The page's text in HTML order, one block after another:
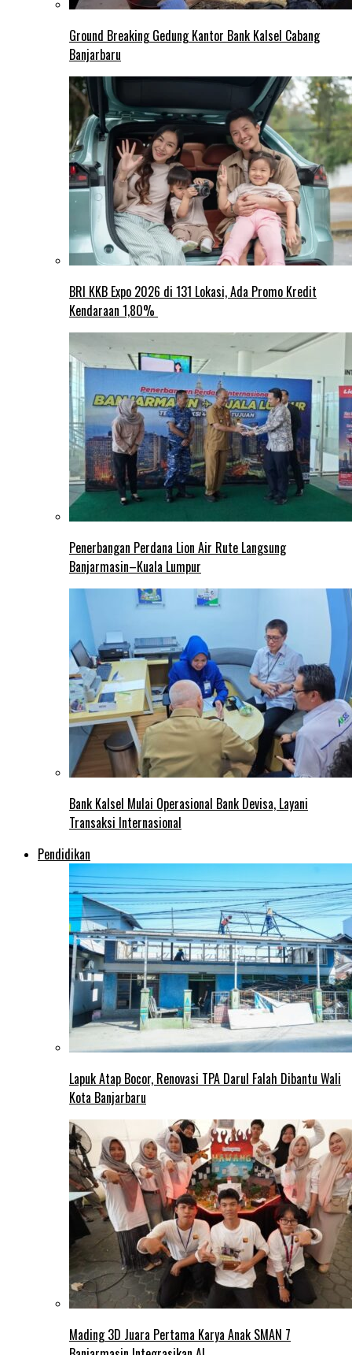
Ground Breaking Gedung Kantor Bank Kalsel Cabang
Banjarbaru
BRI KKB Expo 2026 di 131 Lokasi, Ada Promo Kredit
Kendaraan 1,80%
Penerbangan Perdana Lion Air Rute Langsung
Banjarmasin–Kuala Lumpur
Bank Kalsel Mulai Operasional Bank Devisa, Layani
Transaksi Internasional
Pendidikan
Lapuk Atap Bocor, Renovasi TPA Darul Falah Dibantu Wali
Kota Banjarbaru
Mading 3D Juara Pertama Karya Anak SMAN 7